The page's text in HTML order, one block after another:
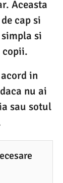
Aceasta
cap si
si
copii.
in
nu ai
sau sotul